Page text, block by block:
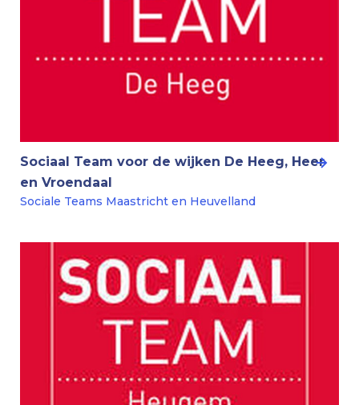
Sociaal Team voor de wijken De Heeg, Heer
en Vroendaal
Sociale Teams Maastricht en Heuvelland